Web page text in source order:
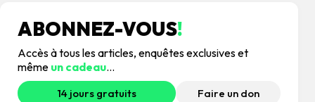
ABONNEZ-VOUS!
Accès à tous les articles, enquêtes exclusives et
même un cadeau...
14 jours gratuits Faire un don